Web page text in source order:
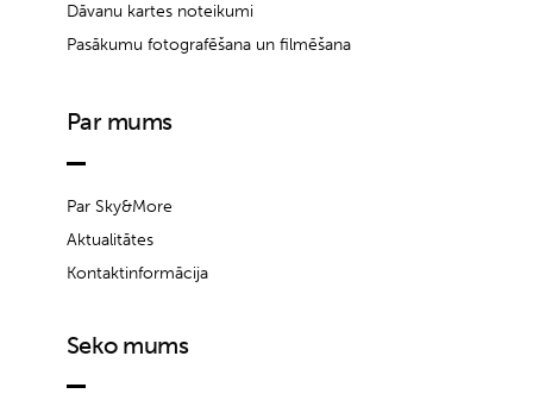
Dāvanu kartes noteikumi
Pasākumu fotografēšana un filmēšana
Par mums
Par Sky&More
Aktualitātes
Kontaktinformācija
Seko mums